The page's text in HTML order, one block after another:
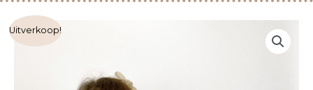
Uitverkoop!
Sofie
-